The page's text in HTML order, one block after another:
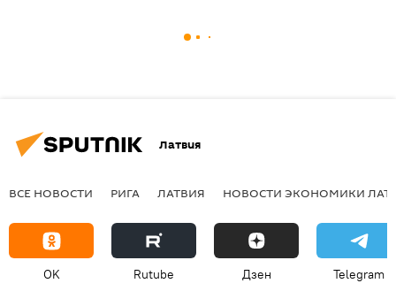
Латвия
ВСЕ НОВОСТИ РИГА ЛАТВИЯ НОВОСТИ ЭКОНОМИКИ
OK Rutube Дзен Telegram